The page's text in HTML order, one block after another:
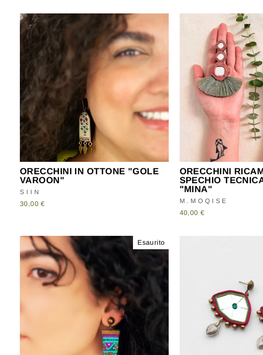
ORECCHINI IN OTTONE "GOLE
VAROON"
SIIN
30,00 €
ORECCHINI
SPECHIO
"MINA"
M.MOQISE
40,00 €
Esaurito